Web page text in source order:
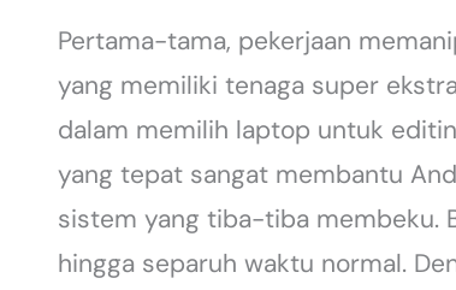
Pertama-tama, pekerjaan
yang memiliki tenaga super
dalam memilih laptop untuk
yang tepat sangat membantu
sistem yang tiba-tiba membeku.
hingga separuh waktu normal.